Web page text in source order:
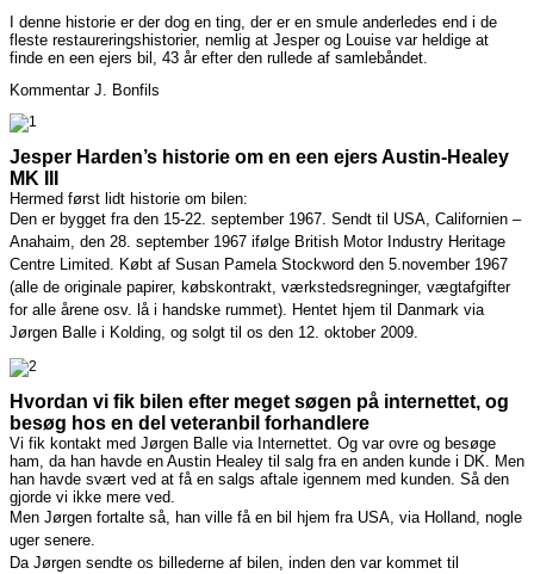
I denne historie er der dog en ting, der er en smule anderledes end i de
fleste restaureringshistorier, nemlig at Jesper og Louise var heldige at
finde en een ejers bil, 43 år efter den rullede af samlebåndet.
Kommentar J. Bonfils
Jesper Harden’s historie om en een ejers Austin-Healey
MK III
Hermed først lidt historie om bilen:
Den er bygget fra den 15-22. september 1967. Sendt til USA, Californien –
Anahaim, den 28. september 1967 ifølge British Motor Industry Heritage
Centre Limited.
Købt af Susan Pamela Stockword den 5.november 1967
(alle de originale papirer, købskontrakt, værkstedsregninger, vægtafgifter
for alle årene osv. lå i handske rummet).
Hentet hjem til Danmark via
Jørgen Balle i Kolding, og solgt til os den 12. oktober 2009.
Hvordan vi fik bilen efter meget søgen på internettet, og
besøg hos en del veteranbil forhandlere
Vi fik kontakt med Jørgen Balle via Internettet. Og var ovre og besøge
ham, da han havde en Austin Healey til salg fra en anden kunde i DK. Men
han havde svært ved at få en salgs aftale igennem med kunden. Så den
gjorde vi ikke mere ved.
Men Jørgen fortalte så, han ville få en bil hjem fra USA, via Holland, nogle
uger senere.
Da Jørgen sendte os billederne af bilen, inden den var kommet til